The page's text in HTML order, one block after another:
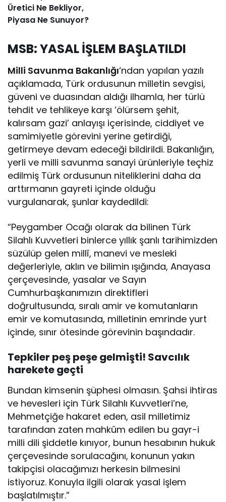
Üretici Ne Bekliyor,
Piyasa Ne Sunuyor?
MSB: YASAL İŞLEM BAŞLATILDI
Milli Savunma Bakanlığı‘ndan yapılan yazılı
açıklamada, Türk ordusunun milletin sevgisi,
güveni ve duasından aldığı ilhamla, her türlü
tehdit ve tehlikeye karşı ‘ölürsem şehit,
kalırsam gazi’ anlayışı içerisinde, ciddiyet ve
samimiyetle görevini yerine getirdiği,
getirmeye devam edeceği bildirildi. Bakanlığın,
yerli ve milli savunma sanayi ürünleriyle teçhiz
edilmiş Türk ordusunun niteliklerini daha da
arttırmanın gayreti içinde olduğu
vurgulanarak, şunlar kaydedildi:
“Peygamber Ocağı olarak da bilinen Türk
Silahlı Kuvvetleri binlerce yıllık şanlı tarihimizden
süzülüp gelen millî, manevi ve mesleki
değerleriyle, aklın ve bilimin ışığında, Anayasa
çerçevesinde, yasalar ve Sayın
Cumhurbaşkanımızın direktifleri
doğrultusunda, sıralı amir ve komutanların
emir ve komutasında, milletinin emrinde yurt
içinde, sınır ötesinde görevinin başındadır.
Tepkiler peş peşe gelmişti! Savcılık
harekete geçti
Bundan kimsenin şüphesi olmasın. Şahsi ihtiras
ve hevesleri için Türk Silahlı Kuvvetleri’ne,
Mehmetçiğe hakaret eden, asil milletimiz
tarafından zaten mahkûm edilen bu gayr-i
milli dili şiddetle kınıyor, bunun hesabının hukuk
çerçevesinde sorulacağını, konunun yakın
takipçisi olacağımızı herkesin bilmesini
istiyoruz. Konuyla ilgili olarak yasal işlem
başlatılmıştır.”